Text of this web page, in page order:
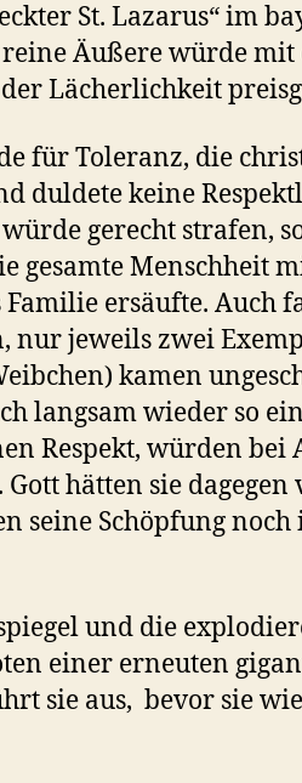
St. Lazarus“ im
Äußere würde
Lächerlichkeit
für Toleranz, die
duldete keine
gerecht strafen,
gesamte Menschheit
ersäufte. Auch
nur jeweils zwei
kamen
langsam wieder so
Respekt, würden bei
hätten sie dagegen
seine Schöpfung
und die
einer erneuten
sie aus, bevor sie